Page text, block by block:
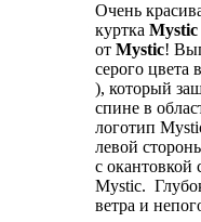
Очень
куртка
от Mystic!
серого цвета
), который
спине в
логотип
левой
с окантовкой
Mystic.
ветра и